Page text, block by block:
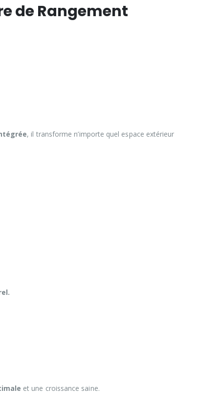
de Rangement
, il transforme n’importe quel espace extérieur
et une croissance saine.